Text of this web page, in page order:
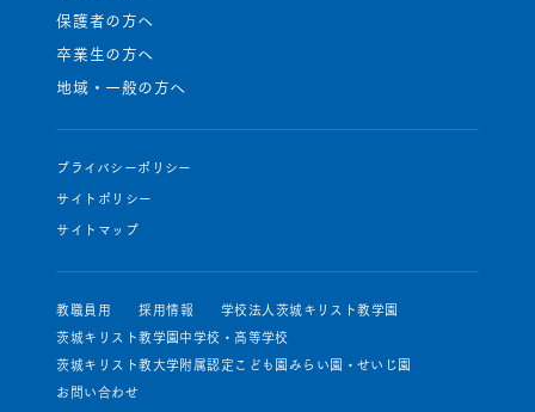
保護者の方へ
卒業生の方へ
地域・一般の方へ
プライバシーポリシー
サイトポリシー
サイトマップ
教職員用 採用情報
学校法人茨城キリスト教学園
茨城キリスト教学園中学校・高等学校
茨城キリスト教大学附属認定こども園みらい園・せいじ園
お問い合わせ